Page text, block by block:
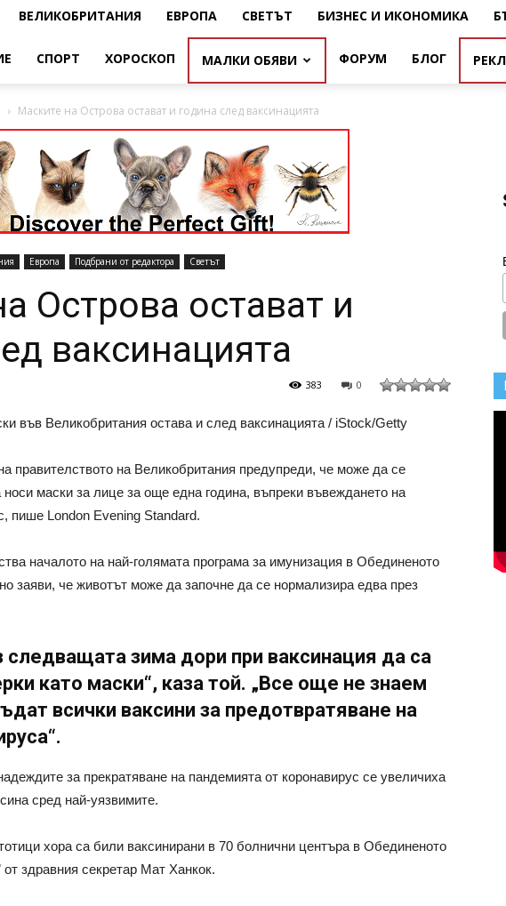
ВЕЛИКОБРИТАНИЯ ЕВРОПА СВЕТЪТ БИЗНЕС И ИКОНОМИКА
СПОРТ ХОРОСКОП МАЛКИ ОБЯВИ ФОРУМ БЛОГ
Маските на Острова остават и година след ваксинацията
Европа Подбрани от редактора Светът
Острова остават и
ваксинацията
0
383
във Великобритания остава и след ваксинацията / iStock/Getty
правителството на Великобритания предупреди, че може да се
маски за лице за още една година, въпреки въвеждането на
пише London Evening Standard.
началото на най-голямата програма за имунизация в Обединеното
но заяви, че животът може да започне да се нормализира едва през
зима дори при ваксинация да са
като маски“, каза той. „Все още не знаем
всички ваксини за предотвратяване на
за прекратяване на пандемията от коронавирус се увеличиха
сред най-уязвимите.
хора са били ваксинирани в 70 болнични центъра в Обединеното
от здравния секретар Мат Ханкок.